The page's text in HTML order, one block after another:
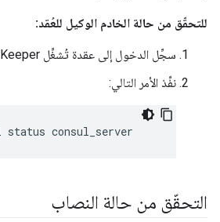
للتحقّق من حالة الخادم الوكيل للعُقد:
سجِّل الدخول إلى عقدة تُشغِّل ZooKeeper.
نفِّذ الأمر التالي:
status consul_server
التحقّق من حالة النصاب